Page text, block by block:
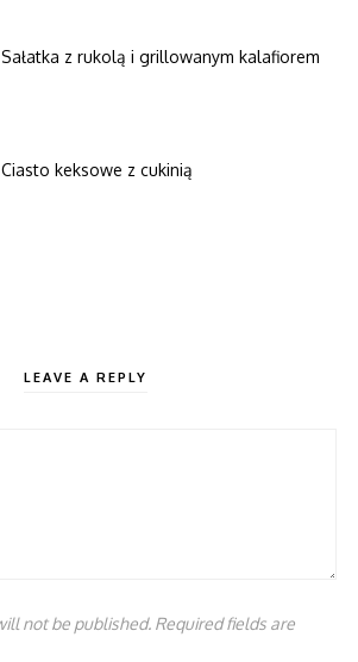
Sałatka z rukolą i grillowanym kalafiorem
Ciasto keksowe z cukinią
LEAVE A REPLY
not be published. Required fields are